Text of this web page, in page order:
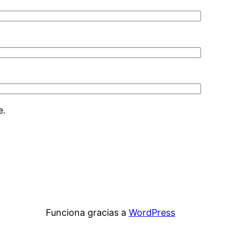
Funciona gracias a WordPress